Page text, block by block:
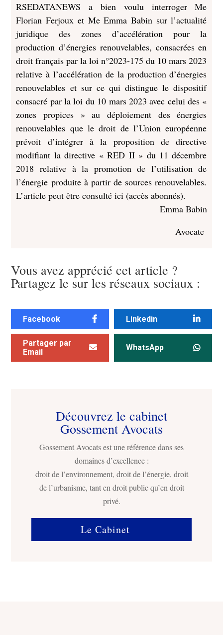
RSEDATANEWS a bien voulu interroger Me
Florian Ferjoux et Me Emma Babin sur l’actualité
juridique des zones d’accélération pour la
production d’énergies renouvelables, consacrées en
droit français par la loi n°2023-175 du 10 mars 2023
relative à l’accélération de la production d’énergies
renouvelables et sur ce qui distingue le dispositif
consacré par la loi du 10 mars 2023 avec celui des «
zones propices » au déploiement des énergies
renouvelables que le droit de l’Union européenne
prévoit d’intégrer à la proposition de directive
modifiant la directive « RED II » du 11 décembre
2018 relative à la promotion de l’utilisation de
l’énergie produite à partir de sources renouvelables.
L’article peutêtre consulté ici (accès abonnés).
Emma Babin
Avocate
Vous avez apprécié cet article ?
Partagez le sur les réseaux sociaux :
Facebook Linkedin
Partager par
Email
WhatsApp
Découvrez le cabinet
Gossement Avocats
Gossement Avocats est une référence dans ses
domaines d’excellence :
droit de l’environnement, droit de l’énergie, droit
de l’urbanisme, tant en droit public qu’en droit
privé.
Le Cabinet